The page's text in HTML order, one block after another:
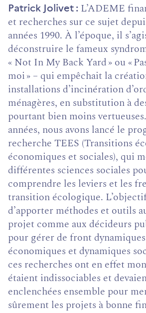
Patrick Jolivet
L’ADEME
et recherches sur ce sujet
années 1990. À l’époque, il
déconstruire le fameux
« Not In My Back Yard » ou «
moi » – qui empêchait la
installations d’incinération
ménagères, en substitution à
pourtant bien moins
années, nous avons lancé le
recherche TEES (Transitions
économiques et sociales), qui
différentes sciences sociales
comprendre les leviers et les
transition écologique.
d’apporter méthodes et outils
projet comme aux décideurs
pour gérer de front
économiques et dynamiques
ces recherches ont en effet
étaient indissociables et
enclenchées ensemble pour
sûrement les projets à bonne